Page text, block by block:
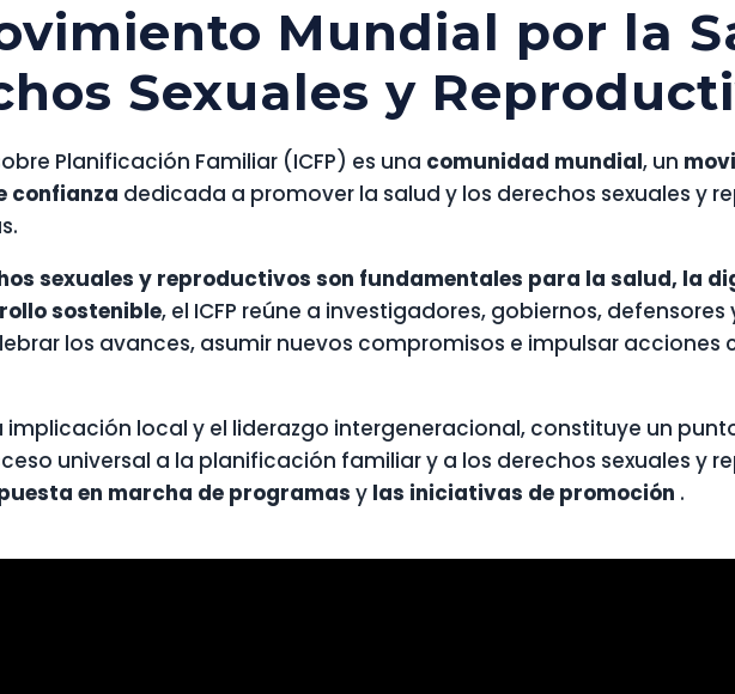
Mundial por la
Sexuales y
Planificación Familiar (ICFP) es una comunidad mundial, un
confianza dedicada a promover la salud y los derechos sexuales y
sexuales y reproductivos son fundamentales para la salud, la
sostenible, el ICFP reúne a investigadores, gobiernos,
los avances, asumir nuevos compromisos e impulsar acciones
local y el liderazgo intergeneracional, constituye un
universal a la planificación familiar y a los derechos sexuales y
en marcha de programas y las iniciativas de promoción .